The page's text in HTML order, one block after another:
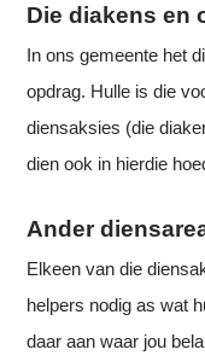
Die diakens en
In ons gemeente het
opdrag. Hulle is die
diensaksies (die
dien ook in hierdie
Ander
Elkeen van die
helpers nodig as wat
daar aan waar jou